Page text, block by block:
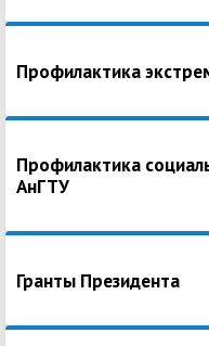
Профилактика
Профилактика
АнГТУ
Гранты Президента